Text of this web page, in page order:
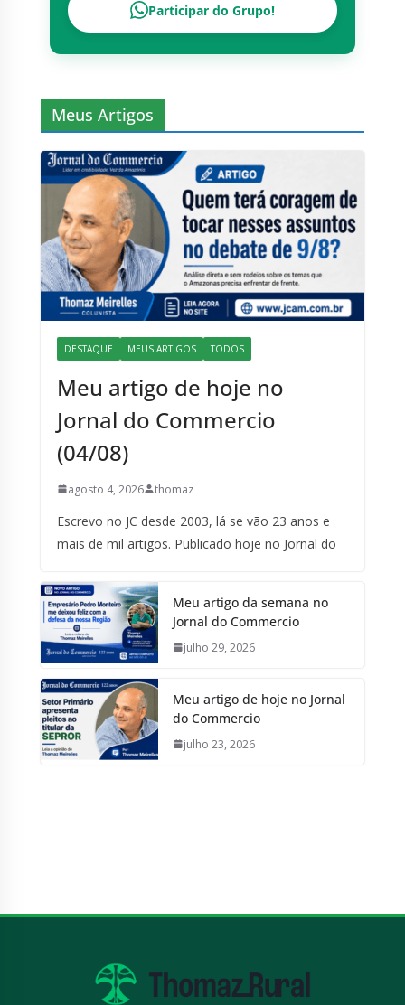
Participar do Grupo!
Meus Artigos
DESTAQUE MEUS ARTIGOS TODOS
Meu artigo de hoje no
Jornal do Commercio
(04/08)
agosto 4, 2026 thomaz
Escrevo no JC desde 2003, lá se vão 23 anos e
mais de mil artigos. Publicado hoje no Jornal do
Meu artigo da semana no
Jornal do Commercio
julho 29, 2026
Meu artigo de hoje no Jornal
do Commercio
julho 23, 2026